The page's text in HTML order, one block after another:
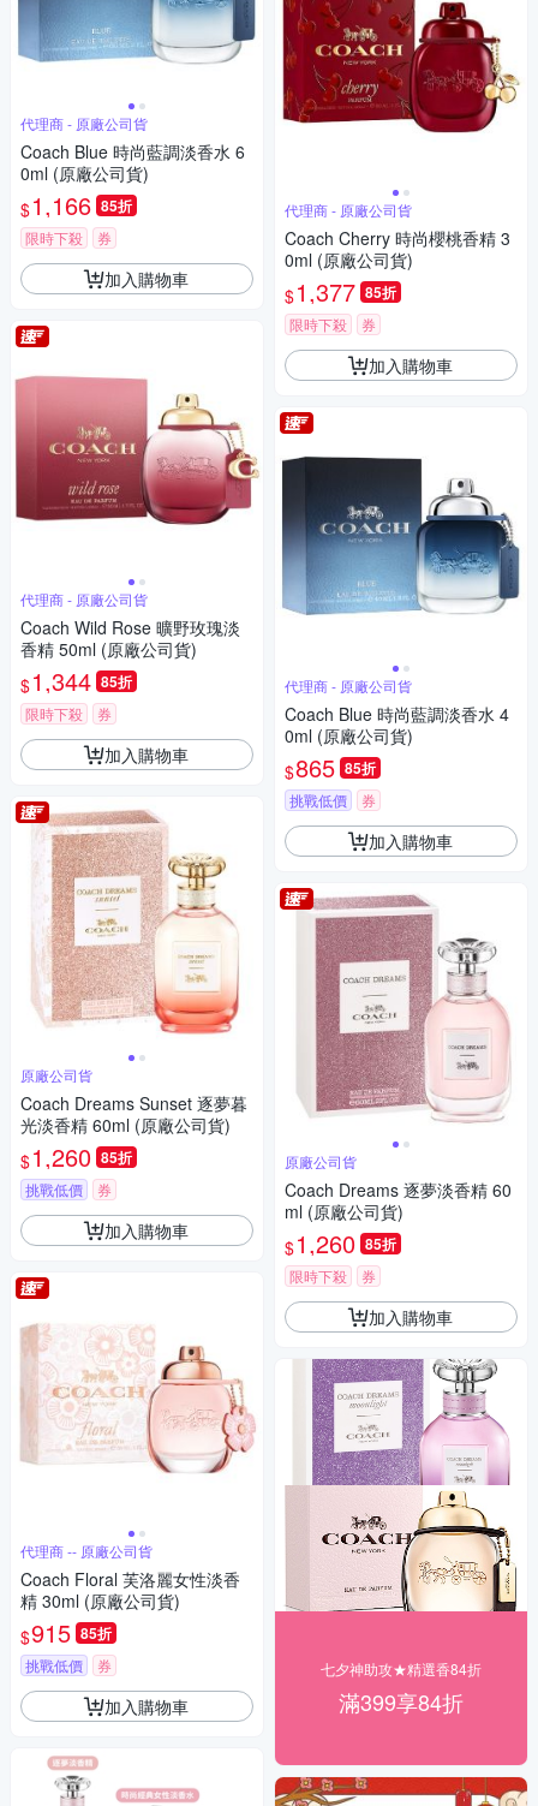
代理商 - 原廠公司貨
Coach Blue 時尚藍調淡香水 6
0ml (原廠公司貨)
$1,166 85折
限時下殺 券
加入購物車
代理商 - 原廠公司貨
Coach Wild Rose 曠野玫瑰淡
香精 50ml (原廠公司貨)
$1,344 85折
限時下殺 券
加入購物車
原廠公司貨
Coach Dreams Sunset 逐夢暮
光淡香精 60ml (原廠公司貨)
$1,260 85折
挑戰低價 券
加入購物車
代理商 -- 原廠公司貨
Coach Floral 芙洛麗女性淡香
精 30ml (原廠公司貨)
$915 85折
挑戰低價 券
加入購物車
代理商 - 原廠公司貨
Coach Cherry 時尚櫻桃香精 3
0ml (原廠公司貨)
$1,377 85折
限時下殺 券
加入購物車
代理商 - 原廠公司貨
Coach Blue 時尚藍調淡香水 4
0ml (原廠公司貨)
$865 85折
挑戰低價 券
加入購物車
原廠公司貨
Coach Dreams 逐夢淡香精 60
ml (原廠公司貨)
$1,260 85折
限時下殺 券
加入購物車
七夕神助攻★精選香84折
滿399享84折